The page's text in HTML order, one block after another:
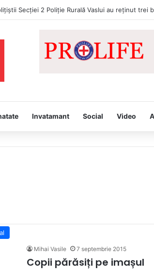
Secției 2 Poliție Rurală Vaslui au reținut trei
Invatamant Social Video
Mihai Vasile 7 septembrie 2015
Copii părăsiți pe imașul